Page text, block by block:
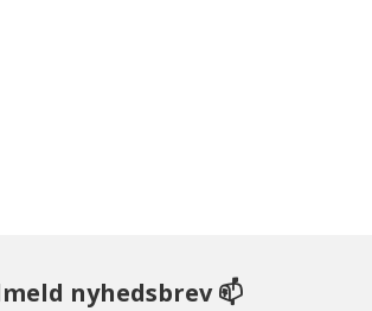
nyhedsbrev 📫